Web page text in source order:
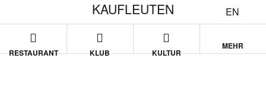
EN
KAUFLEUTEN
RESTAURANT KLUB KULTUR
MEHR